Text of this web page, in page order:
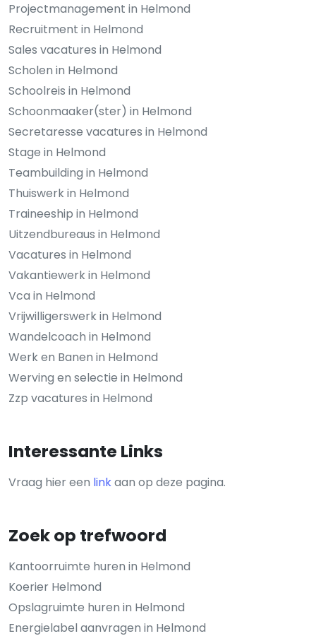
Projectmanagement in Helmond
Recruitment in Helmond
Sales vacatures in Helmond
Scholen in Helmond
Schoolreis in Helmond
Schoonmaaker(ster) in Helmond
Secretaresse vacatures in Helmond
Stage in Helmond
Teambuilding in Helmond
Thuiswerk in Helmond
Traineeship in Helmond
Uitzendbureaus in Helmond
Vacatures in Helmond
Vakantiewerk in Helmond
Vca in Helmond
Vrijwilligerswerk in Helmond
Wandelcoach in Helmond
Werk en Banen in Helmond
Werving en selectie in Helmond
Zzp vacatures in Helmond
Interessante Links
Vraag hier een linkaan op deze pagina.
Zoek op trefwoord
Kantoorruimte huren in Helmond
Koerier Helmond
Opslagruimte huren in Helmond
Energielabel aanvragen in Helmond